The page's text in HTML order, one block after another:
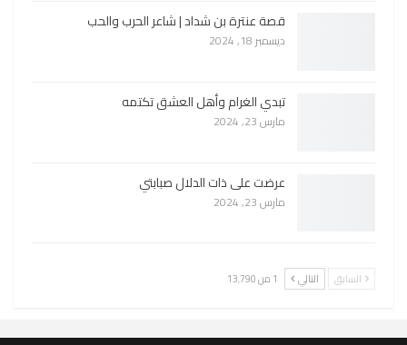
قصة عنترة بن شداد | شاعر الحرب والحب
ديسمبر 18, 2024
تبدي الغرام وأهل العشق تكتمه
مارس 23, 2024
عرضت على ذات الدلال صبابتي
مارس 23, 2024
السابق التالي 1 من 13٬790